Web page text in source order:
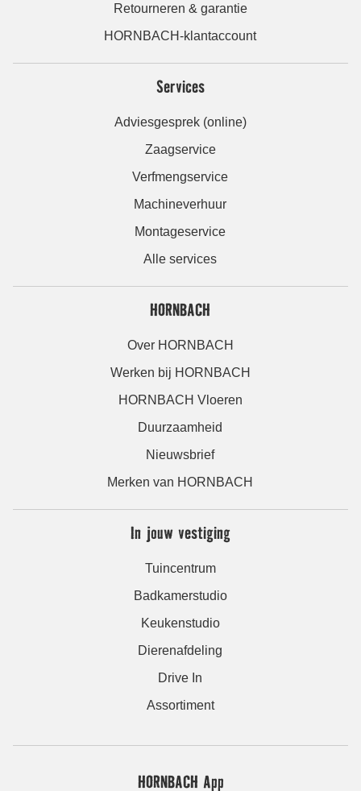
Retourneren & garantie
HORNBACH-klantaccount
Services
Adviesgesprek (online)
Zaagservice
Verfmengservice
Machineverhuur
Montageservice
Alle services
HORNBACH
Over HORNBACH
Werken bij HORNBACH
HORNBACH Vloeren
Duurzaamheid
Nieuwsbrief
Merken van HORNBACH
In jouw vestiging
Tuincentrum
Badkamerstudio
Keukenstudio
Dierenafdeling
Drive In
Assortiment
HORNBACH App